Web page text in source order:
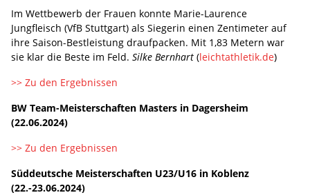
Im Wettbewerb der Frauen konnte Marie-Laurence
Jungfleisch (VfB Stuttgart) als Siegerin einen Zentimeter auf
ihre Saison-Bestleistung draufpacken. Mit 1,83 Metern war
sie klar die Beste im Feld. Silke Bernhart (leichtathletik.de)
>> Zu den Ergebnissen
BW Team-Meisterschaften Masters in Dagersheim
(22.06.2024)
>> Zu den Ergebnissen
Süddeutsche Meisterschaften U23/U16 in Koblenz
(22.-23.06.2024)